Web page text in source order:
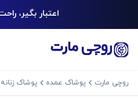
اعتبار بگیر،
روچی مارت پوشاک عمده پوشاک